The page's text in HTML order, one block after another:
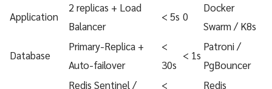
Application
2 replicas + Load
Balancer
< 5s 0
Docker
Swarm / K8s
Database
Primary-Replica +
Auto-failover
<
30s
< 1s
Patroni /
PgBouncer
Redis Sentinel / < Redis